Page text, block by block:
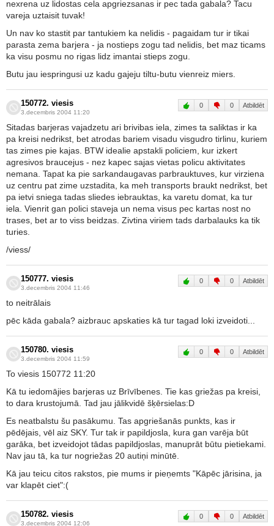
nexrena uz lidostas cela apgriezsanas ir pec tada gabala? Tacu
vareja uztaisit tuvak!
Un nav ko stastit par tantukiem ka nelidis - pagaidam tur ir tikai
parasta zema barjera - ja nostieps zogu tad nelidis, bet maz ticams
ka visu posmu no rigas lidz imantai stieps zogu.
Butu jau iespringusi uz kadu gajeju tiltu-butu vienreiz miers.
150772. viesis
3.decembris 2004 11:20
0 0 Atbildēt
Sitadas barjeras vajadzetu ari brivibas iela, zimes ta saliktas ir ka
pa kreisi nedrikst, bet atrodas bariem visadu visgudro tirlinu, kuriem
tas zimes pie kajas. BTW idealie apstakli policiem, kur izkert
agresivos braucejus - nez kapec sajas vietas policu aktivitates
nemana. Tapat ka pie sarkandaugavas parbrauktuves, kur virziena
uz centru pat zime uzstadita, ka meh transports braukt nedrikst, bet
pa ietvi sniega tadas sliedes iebrauktas, ka varetu domat, ka tur
iela. Vienrit gan polici staveja un nema visus pec kartas nost no
trases, bet ar to viss beidzas. Zivtina viriem tads darbalauks ka tik
turies.
/viess/
150777. viesis
3.decembris 2004 11:46
0 0 Atbildēt
to neitrālais
pēc kāda gabala? aizbrauc apskaties kā tur tagad loki izveidoti...
150780. viesis
3.decembris 2004 11:59
0 0 Atbildēt
To viesis 150772 11:20
Kā tu iedomājies barjeras uz Brīvībenes. Tie kas griežas pa kreisi,
to dara krustojumā. Tad jau jālikvidē šķērsielas:D
Es neatbalstu šu pasākumu. Tas apgriešanās punkts, kas ir
pēdējais, vēl aiz SKY. Tur tak ir papildjosla, kura gan varēja būt
garāka, bet izveidojot tādas papildjoslas, manuprāt būtu pietiekami.
Nav jau tā, ka tur nogriežas 20 autiņi minūtē.
Kā jau teicu citos rakstos, pie mums ir pieņemts "Kāpēc jārisina, ja
var klapēt ciet":(
150782. viesis
3.decembris 2004 12:06
0 0 Atbildēt